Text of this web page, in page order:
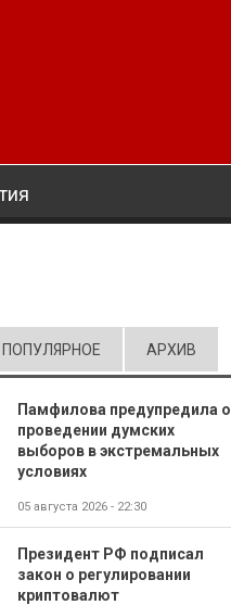
ВКЛАДКА)
ПОПУЛЯРНОЕ АРХИВ
Памфилова предупредила о
проведении думских
выборов в экстремальных
условиях
05 августа 2026 - 22:30
Президент РФ подписал
закон о регулировании
криптовалют